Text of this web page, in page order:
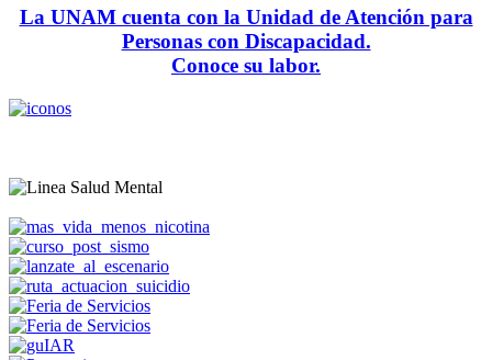
La UNAM cuenta con la Unidad de Atención para
Personas con Discapacidad.
Conoce su labor.